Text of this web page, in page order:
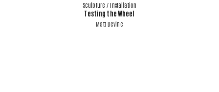
Sculpture / Installation
Testing the Wheel
Matt Devine